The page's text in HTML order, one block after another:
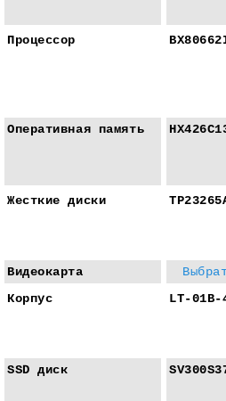
Процессор
Оперативная память
Жесткие диски
Видеокарта
Корпус
LT-01B-
SSD диск